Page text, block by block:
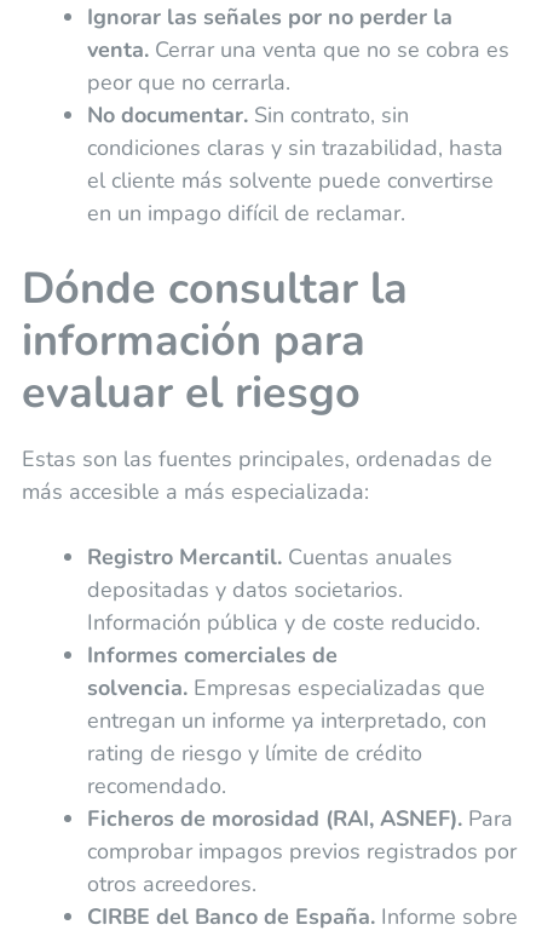
Ignorar las señales por no perder la
venta.Cerrar una venta que no se cobra es
peor que no cerrarla.
No documentar.Sin contrato, sin
condiciones claras y sin trazabilidad, hasta
el cliente más solvente puede convertirse
en un impago difícil de reclamar.
Dónde consultar la
información para
evaluar el riesgo
Estas son las fuentes principales, ordenadas de
más accesible a más especializada:
Registro Mercantil.Cuentas anuales
depositadas y datos societarios.
Información pública y de coste reducido.
Informes comerciales de
solvencia.Empresas especializadas que
entregan un informe ya interpretado, con
rating de riesgo y límite de crédito
recomendado.
Ficheros de morosidad (RAI, ASNEF).Para
comprobar impagos previos registrados por
otros acreedores.
CIRBE del Banco de España.Informe sobre